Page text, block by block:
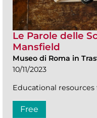
Le Parole delle
Mansfield
Museo di Roma in
10/11/2023
Educational resources
Free